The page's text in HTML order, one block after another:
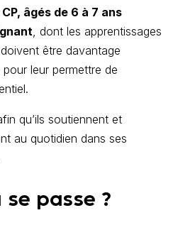
âgés de 6 à 7 ans
, dont les apprentissages
être davantage
leur permettre de
qu’ils soutiennent et
au quotidien dans ses
passe ?